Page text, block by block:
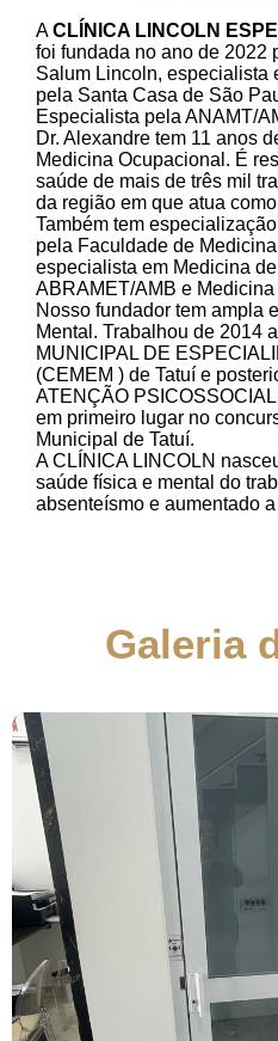
ACLÍNICA LINCOLN
foi fundada no ano de 2022
Salum Lincoln, especialista
pela Santa Casa de São
Especialista pela ANAMT/
Dr. Alexandre tem 11 anos
Medicina Ocupacional. É
saúde de mais de três mil
da região em que atua
Também tem
pela Faculdade de
especialista em Medicina
ABRAMET/AMB e
Nosso fundador tem ampla
Mental. Trabalhou de 2014
MUNICIPAL DE
(CEMEM ) de Tatuí e
ATENÇÃO
em primeiro lugar no
Municipal de Tatuí.
A CLÍNICA LINCOLN
saúde física e mental do
absenteísmo e aumentado
Galeria